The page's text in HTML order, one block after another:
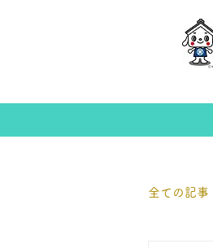
全ての記事